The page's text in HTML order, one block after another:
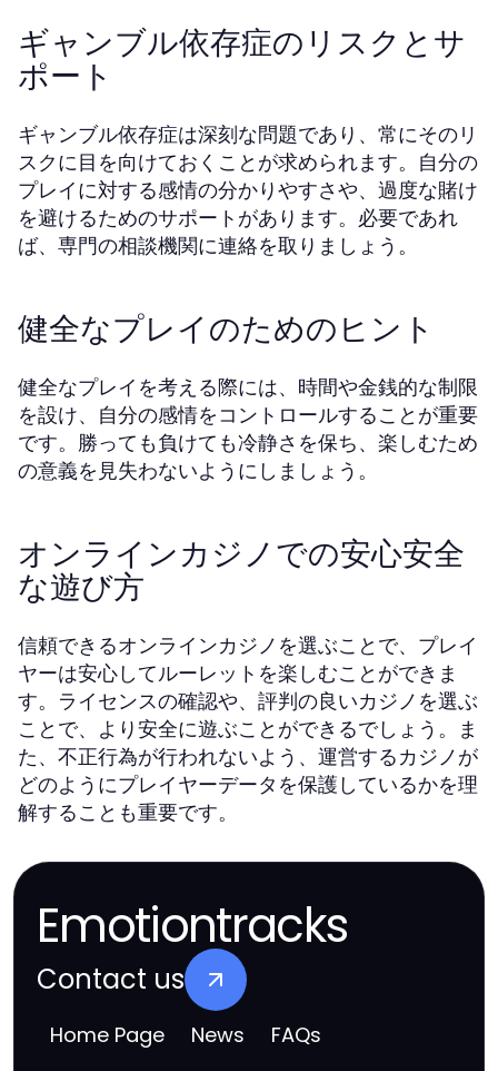
ギャンブル依存症のリスクとサ
ポート
ギャンブル依存症は深刻な問題であり、常にそのリ
スクに目を向けておくことが求められます。自分の
プレイに対する感情の分かりやすさや、過度な賭け
を避けるためのサポートがあります。必要であれ
ば、専門の相談機関に連絡を取りましょう。
健全なプレイのためのヒント
健全なプレイを考える際には、時間や金銭的な制限
を設け、自分の感情をコントロールすることが重要
です。勝っても負けても冷静さを保ち、楽しむため
の意義を見失わないようにしましょう。
オンラインカジノでの安心安全
な遊び方
信頼できるオンラインカジノを選ぶことで、プレイ
ヤーは安心してルーレットを楽しむことができま
す。ライセンスの確認や、評判の良いカジノを選ぶ
ことで、より安全に遊ぶことができるでしょう。ま
た、不正行為が行われないよう、運営するカジノが
どのようにプレイヤーデータを保護しているかを理
解することも重要です。
Emotiontracks
Contact us
Home Page News
FAQs